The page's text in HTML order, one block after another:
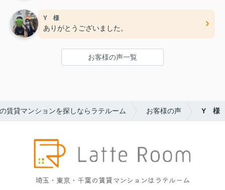
Y 様
ありがとうございました。
お客様の声一覧
賃貸マンションを探しならラテルーム お客様の声 Y 様
埼玉・東京・千葉の賃貸マンションはラテルーム